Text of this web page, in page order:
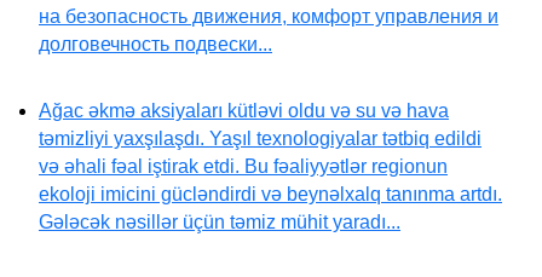
на безопасность движения, комфорт управления и
долговечность подвески...
Ağac əkmə aksiyaları kütləvi oldu və su və hava
təmizliyi yaxşılaşdı. Yaşıl texnologiyalar tətbiq edildi
və əhali fəal iştirak etdi. Bu fəaliyyətlər regionun
ekoloji imicini gücləndirdi və beynəlxalq tanınma artdı.
Gələcək nəsillər üçün təmiz mühit yaradı...